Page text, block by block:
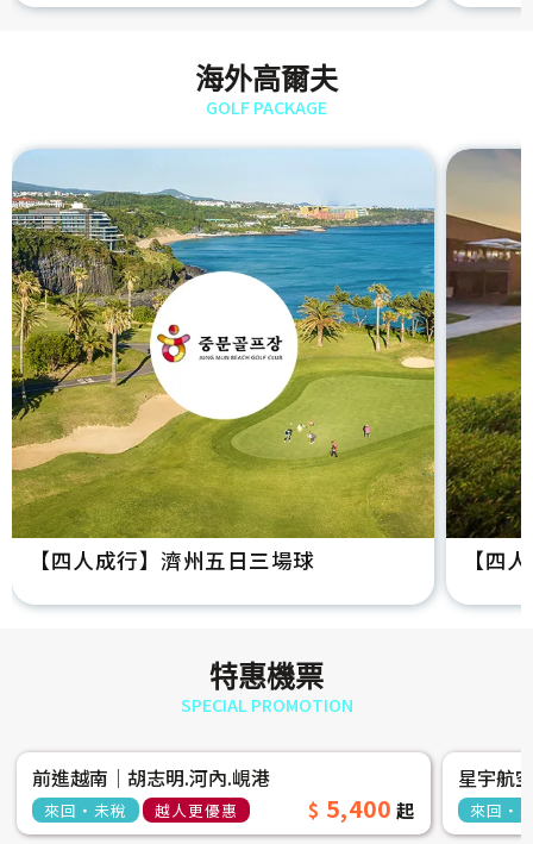
海外高爾夫
GOLF PACKAGE
【四人成行】濟州五日三場球 【四
特惠機票
SPECIAL PROMOTION
前進越南│胡志明.河內.峴港
來回‧未稅 越人更優惠 5,400
星宇航
來回‧